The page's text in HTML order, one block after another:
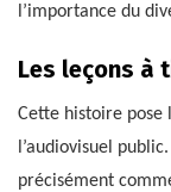
l’importance du
Les leçons à
Cette histoire pose
l’audiovisuel
précisément